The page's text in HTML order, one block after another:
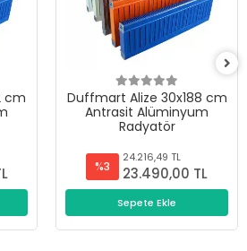
cm
Duffmart Alize 30x188 cm
Antrasit Alüminyum
Radyatör
%3
24.216,49 TL
23.490,00 TL
Sepete Ekle